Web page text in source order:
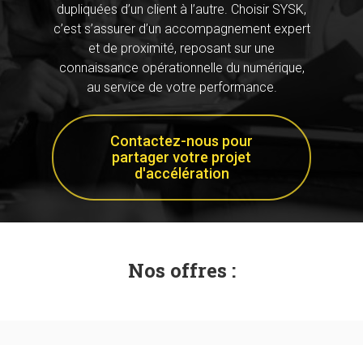
dupliquées d’un client à l’autre. Choisir SYSK,
c’est s’assurer d’un accompagnement expert
et de proximité, reposant sur une
connaissance opérationnelle du numérique,
au service de votre performance.
Contactez-nous pour
partager votre projet
d'accélération
Nos offres :